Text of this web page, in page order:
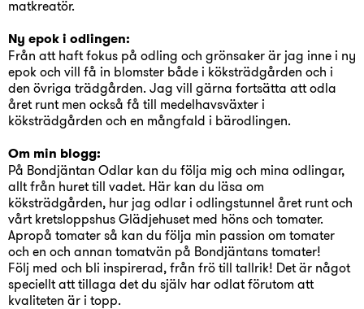
matkreatör.
Ny epok i odlingen:
Från att haft fokus på odling och grönsaker är jag inne i ny
epok och vill få in blomster både i köksträdgården och i
den övriga trädgården. Jag vill gärna fortsätta att odla
året runt men också få till medelhavsväxter i
köksträdgården och en mångfald i bärodlingen.
Om min blogg:
På Bondjäntan Odlar kan du följa mig och mina odlingar,
allt från huret till vadet. Här kan du läsa om
köksträdgården, hur jag odlar i odlingstunnel året runt och
vårt kretsloppshus Glädjehuset med höns och tomater.
Apropå tomater så kan du följa min passion om tomater
och en och annan tomatvän på Bondjäntans tomater!
Följ med och bli inspirerad, från frö till tallrik! Det är något
speciellt att tillaga det du själv har odlat förutom att
kvaliteten är i topp.